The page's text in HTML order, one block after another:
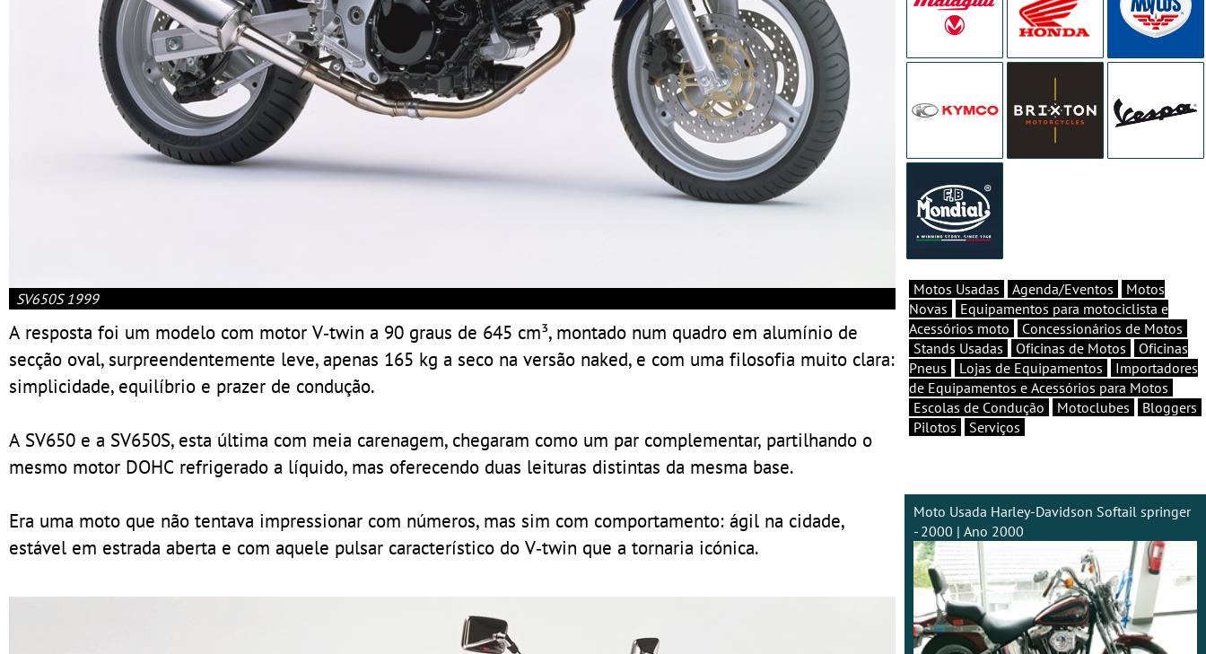
SV650S 1999
A resposta foi um modelo com motor V‑twin a 90 graus de 645 cm³, montado num quadro em alumínio de
secção oval, surpreendentemente leve, apenas 165 kg a seco na versão naked, e com uma filosofia muito clara:
simplicidade, equilíbrio e prazer de condução.
A SV650 e a SV650S, esta última com meia carenagem, chegaram como um par complementar, partilhando o
mesmo motor DOHC refrigerado a líquido, mas oferecendo duas leituras distintas da mesma base.
Era uma moto que não tentava impressionar com números, mas sim com comportamento: ágil na cidade,
estável em estrada aberta e com aquele pulsar característico do V‑twin que a tornaria icónica.
Motos Usadas Agenda/Eventos
Motos
Novas
Equipamentos para motociclista e
Acessórios moto
Concessionários de Motos
Stands Usadas
Oficinas de Motos
Oficinas
Pneus
Lojas de Equipamentos
Importadores
de Equipamentos e Acessórios para Motos
Escolas de Condução
Motoclubes
Bloggers
Pilotos
Serviços
Moto Usada Harley-Davidson Softail springer
- 2000 | Ano 2000